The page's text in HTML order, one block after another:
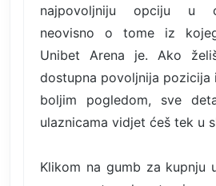
najpovoljniju opciju u
neovisno o tome iz
Unibet Arena je. Ako
dostupna povoljnija pozicija
boljim pogledom, sve
ulaznicama vidjet ćeš tek u
Klikom na gumb za kupnju